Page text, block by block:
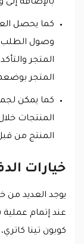
بالإضافة إلى
كما يحصل
وصول الطلب
المتجر
المتجر
كما يمكن
المنتج من
خيارات
يوجد العديد من
عند إتمام عملية
كوبون تينا